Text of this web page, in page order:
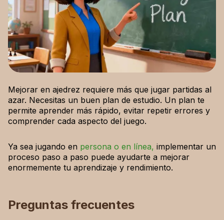
Mejorar en ajedrez requiere más que jugar partidas al
azar. Necesitas un buen plan de estudio. Un plan te
permite aprender más rápido, evitar repetir errores y
comprender cada aspecto del juego.
Ya sea jugando en persona o en línea, implementar un
proceso paso a paso puede ayudarte a mejorar
enormemente tu aprendizaje y rendimiento.
Preguntas frecuentes